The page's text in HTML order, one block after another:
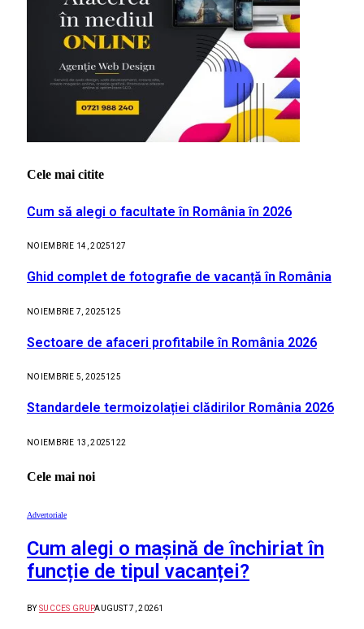
Cele mai citite
Cum să alegi o facultate în România în 2026
NOIEMBRIE 14, 2025127
Ghid complet de fotografie de vacanță în România
NOIEMBRIE 7, 2025125
Sectoare de afaceri profitabile în România 2026
NOIEMBRIE 5, 2025125
Standardele termoizolației clădirilor România 2026
NOIEMBRIE 13, 2025122
Cele mai noi
Advertoriale
Cum alegi o mașină de închiriat în
funcție de tipul vacanței?
BY SUCCES GRUPAUGUST 7, 20261